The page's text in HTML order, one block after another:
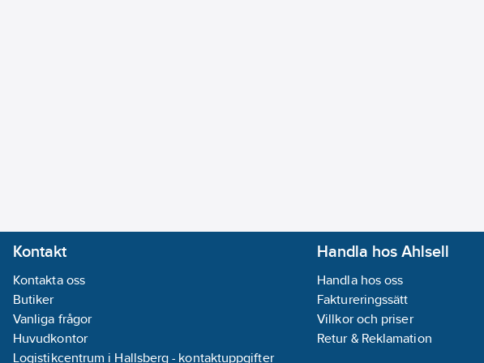
Kontakt
Kontakta oss
Butiker
Vanliga frågor
Huvudkontor
Logistikcentrum i Hallsberg - kontaktuppgifter
Handla hos Ahlsell
Handla hos oss
Faktureringssätt
Villkor och priser
Retur & Reklamation